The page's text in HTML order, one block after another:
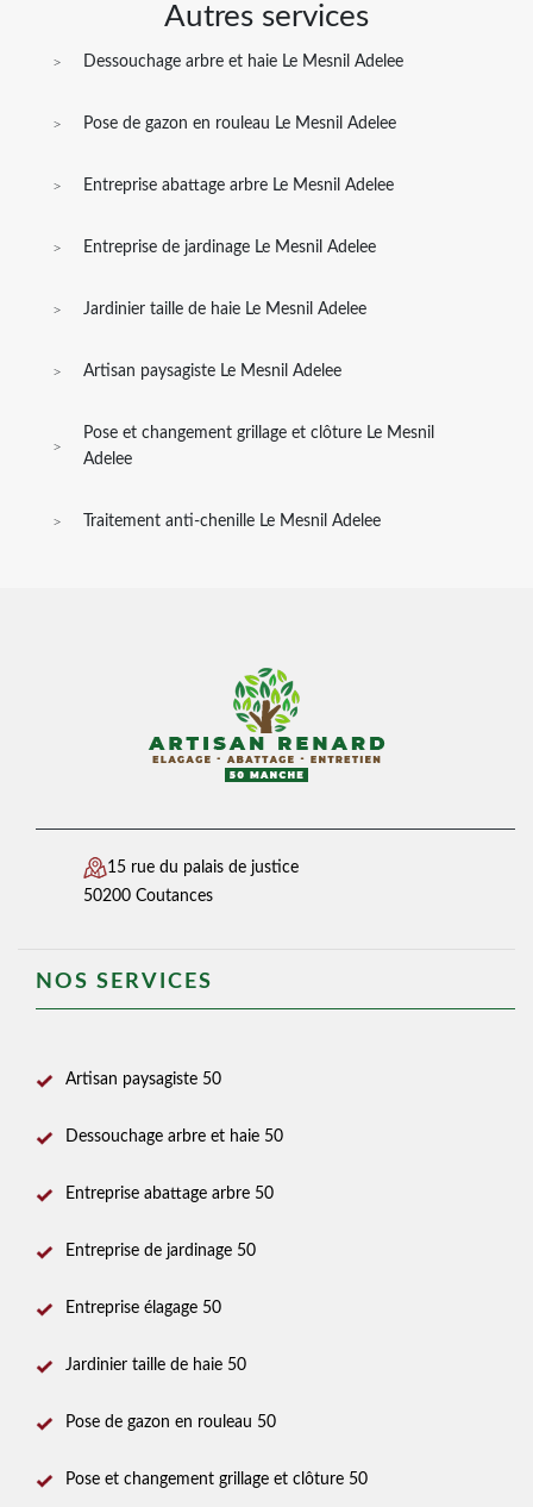
Autres services
Dessouchage arbre et haie Le Mesnil Adelee
Pose de gazon en rouleau Le Mesnil Adelee
Entreprise abattage arbre Le Mesnil Adelee
Entreprise de jardinage Le Mesnil Adelee
Jardinier taille de haie Le Mesnil Adelee
Artisan paysagiste Le Mesnil Adelee
Pose et changement grillage et clôture Le Mesnil
Adelee
Traitement anti-chenille Le Mesnil Adelee
15 rue du palais de justice
50200 Coutances
NOS SERVICES
Artisan paysagiste 50
Dessouchage arbre et haie 50
Entreprise abattage arbre 50
Entreprise de jardinage 50
Entreprise élagage 50
Jardinier taille de haie 50
Pose de gazon en rouleau 50
Pose et changement grillage et clôture 50